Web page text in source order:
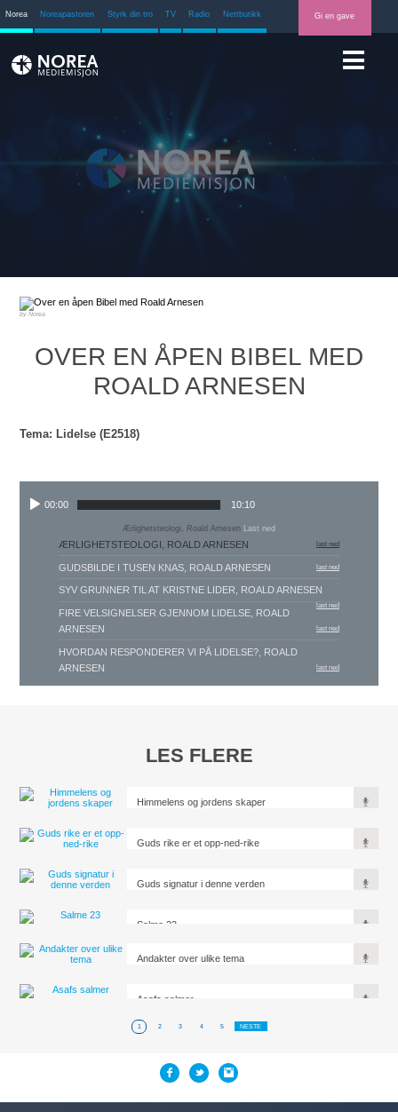
Norea Noreapastoren Styrk din tro TV Radio Nettbutikk Gi en gave
Norea
OVER EN ÅPEN BIBEL MED
ROALD ARNESEN
Tema: Lidelse (E2518)
00:00 10:10
Ærlighetsteologi, Roald Arnesen Last ned
ÆRLIGHETSTEOLOGI, ROALD ARNESEN last ned
GUDSBILDE I TUSEN KNAS, ROALD ARNESEN last ned
SYV GRUNNER TIL AT KRISTNE LIDER, ROALD ARNESEN
last ned
FIRE VELSIGNELSER GJENNOM LIDELSE, ROALD
ARNESEN
last ned
HVORDAN RESPONDERER VI PÅ LIDELSE?, ROALD
ARNESEN
last ned
LES FLERE
Himmelens og jordens skaper
Guds rike er et opp-ned-rike
Guds signatur i denne verden
Salme 23
Andakter over ulike tema
Asafs salmer
1 2 3 4 5 NESTE